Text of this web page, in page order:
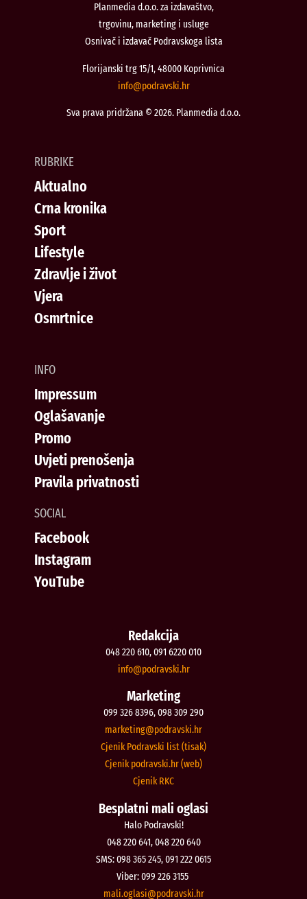
Planmedia d.o.o. za izdavaštvo,
trgovinu, marketing i usluge
Osnivač i izdavač Podravskoga lista
Florijanski trg 15/1, 48000 Koprivnica
rh.iksvardop
@ofni
Sva prava pridržana © 2026. Planmedia d.o.o.
RUBRIKE
Aktualno
Crna kronika
Sport
Lifestyle
Zdravlje i život
Vjera
Osmrtnice
INFO
Impressum
Oglašavanje
Promo
Uvjeti prenošenja
Pravila privatnosti
SOCIAL
Facebook
Instagram
YouTube
Redakcija
048 220 610, 091 6220 010
rh.iksvardop
@ofni
Marketing
099 326 8396, 098 309 290
rh.iksvardop
@gnitekram
Cjenik Podravski list (tisak)
Cjenik podravski.hr (web)
Cjenik RKC
Besplatni mali oglasi
Halo Podravski!
048 220 641, 048 220 640
SMS: 098 365 245, 091 222 0615
Viber: 099 226 3155
rh.iksvardop
@isalgo.ilam